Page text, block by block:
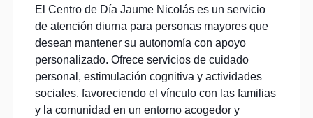
El Centro de Día Jaume Nicolás es un servicio
de atención diurna para personas mayores que
desean mantener su autonomía con apoyo
personalizado. Ofrece servicios de cuidado
personal, estimulación cognitiva y actividades
sociales, favoreciendo el vínculo con las familias
y la comunidad en un entorno acogedor y